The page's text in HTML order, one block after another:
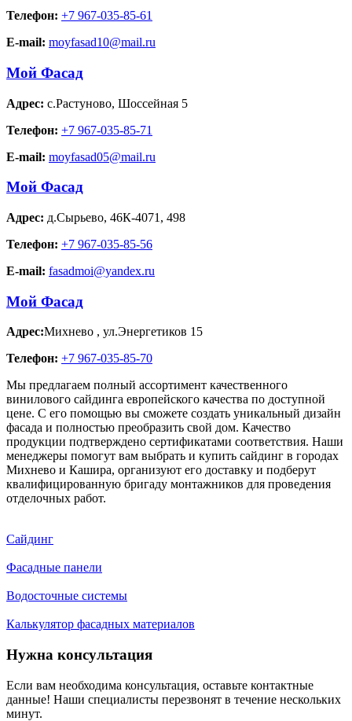
Телефон: +7 967-035-85-61
E-mail: moyfasad10@mail.ru
Мой Фасад
Адрес: с.Растуново, Шоссейная 5
Телефон: +7 967-035-85-71
E-mail: moyfasad05@mail.ru
Мой Фасад
Адрес: д.Сырьево, 46К-4071, 498
Телефон: +7 967-035-85-56
E-mail: fasadmoi@yandex.ru
Мой Фасад
Адрес:Михнево , ул.Энергетиков 15
Телефон: +7 967-035-85-70
Мы предлагаем полный ассортимент качественного
винилового сайдинга европейского качества по доступной
цене. С его помощью вы сможете создать уникальный дизайн
фасада и полностью преобразить свой дом. Качество
продукции подтверждено сертификатами соответствия. Наши
менеджеры помогут вам выбрать и купить сайдинг в городах
Михнево и Кашира, организуют его доставку и подберут
квалифицированную бригаду монтажников для проведения
отделочных работ.
Сайдинг
Фасадные панели
Водосточные системы
Калькулятор фасадных материалов
Нужна консультация
Если вам необходима консультация, оставьте контактные
данные! Наши специалисты перезвонят в течение нескольких
минут.